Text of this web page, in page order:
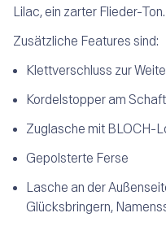
Lilac, ein zarter Flieder-Ton.
Zusätzliche Features sind:
Klettverschluss zur
Kordelstopper am
Zuglasche mit BLOCH-
Gepolsterte Ferse
Lasche an der
Glücksbringern,